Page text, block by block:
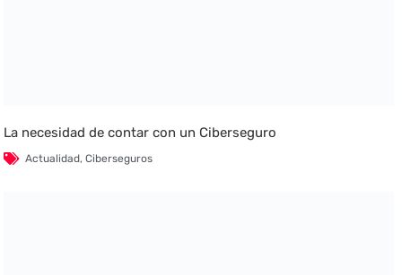
La necesidad de contar con un Ciberseguro
Actualidad,Ciberseguros